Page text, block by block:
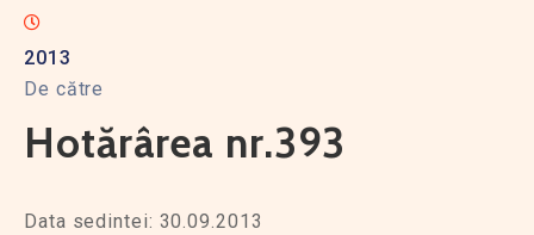
2013
De către
Hotărârea nr.393
Data sedintei: 30.09.2013